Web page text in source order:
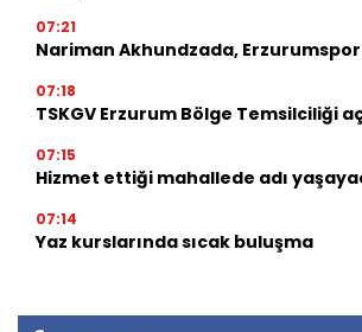
07:21
Nariman Akhundzada, Erzurumspor
07:18
TSKGV Erzurum Bölge Temsilciliği
07:15
Hizmet ettiği mahallede adı
07:14
Yaz kurslarında sıcak buluşma